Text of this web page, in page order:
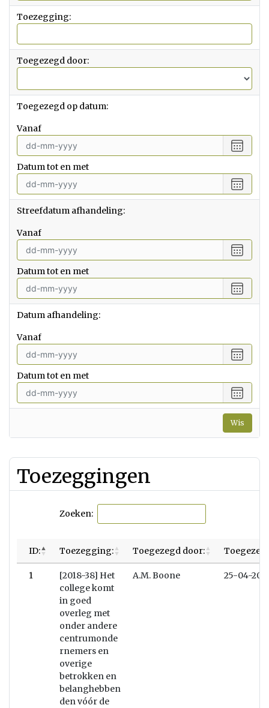
Toezegging:
Toegezegd door:
Toegezegd op datum:
vanaf
een
vanaf
Datum tot en met
een
met
Streefdatum afhandeling:
vanaf
een
vanaf
Datum tot en met
een
met
Datum afhandeling:
vanaf
een
vanaf
Datum tot en met
een
datum
tot
en
Wis
Toezeggingen
Zoeken:
ID: Toezegging: Toegezegd door:
1
[2018-38] Het
college komt
in goed
overleg met
onder andere
centrumonde
rnemers en
overige
betrokken en
belanghebben
den vóór de
A.M. Boone 25-04-